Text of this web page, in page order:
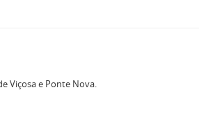
Viçosa e Ponte Nova.